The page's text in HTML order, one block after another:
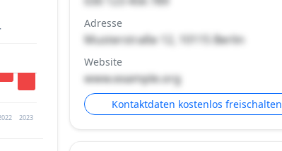
2023
Adresse
Musterstraße 12, 10115 Berlin
Website
www.example.org
Kontaktdaten kostenlos freischalten